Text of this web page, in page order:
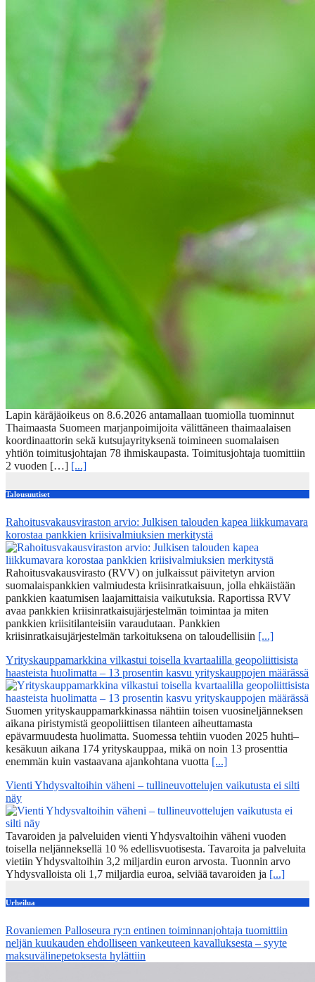
Lapin käräjäoikeus on 8.6.2026 antamallaan tuomiolla tuominnut
Thaimaasta Suomeen marjanpoimijoita välittäneen thaimaalaisen
koordinaattorin sekä kutsujayrityksenä toimineen suomalaisen
yhtiön toimitusjohtajan 78 ihmiskaupasta. Toimitusjohtaja tuomittiin
2 vuoden […] [...]
Talousuutiset
Rahoitusvakausviraston arvio: Julkisen talouden kapea liikkumavara
korostaa pankkien kriisivalmiuksien merkitystä
Rahoitusvakausvirasto (RVV) on julkaissut päivitetyn arvion
suomalaispankkien valmiudesta kriisinratkaisuun, jolla ehkäistään
pankkien kaatumisen laajamittaisia vaikutuksia. Raportissa RVV
avaa pankkien kriisinratkaisujärjestelmän toimintaa ja miten
pankkien kriisitilanteisiin varaudutaan. Pankkien
kriisinratkaisujärjestelmän tarkoituksena on taloudellisiin [...]
Yrityskauppamarkkina vilkastui toisella kvartaalilla geopoliittisista
haasteista huolimatta – 13 prosentin kasvu yrityskauppojen määrässä
Suomen yrityskauppamarkkinassa nähtiin toisen vuosineljänneksen
aikana piristymistä geopoliittisen tilanteen aiheuttamasta
epävarmuudesta huolimatta. Suomessa tehtiin vuoden 2025 huhti–
kesäkuun aikana 174 yrityskauppaa, mikä on noin 13 prosenttia
enemmän kuin vastaavana ajankohtana vuotta [...]
Vienti Yhdysvaltoihin väheni – tullineuvottelujen vaikutusta ei silti
näy
Tavaroiden ja palveluiden vienti Yhdysvaltoihin väheni vuoden
toisella neljänneksellä 10 % edellisvuotisesta. Tavaroita ja palveluita
vietiin Yhdysvaltoihin 3,2 miljardin euron arvosta. Tuonnin arvo
Yhdysvalloista oli 1,7 miljardia euroa, selviää tavaroiden ja [...]
Urheilua
Rovaniemen Palloseura ry:n entinen toiminnanjohtaja tuo­mit­tiin
neljän kuu­kau­den eh­dol­li­seen van­keu­teen ka­val­luk­ses­ta – syyte
mak­su­vä­li­ne­pe­tok­ses­ta hy­lät­tiin